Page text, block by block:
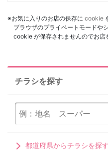
※お気に入りのお店の保存に cookie
ブラウザのプライベートモードや
cookie が保存されませんのでお店
チラシを探す
都道府県からチラシを探す